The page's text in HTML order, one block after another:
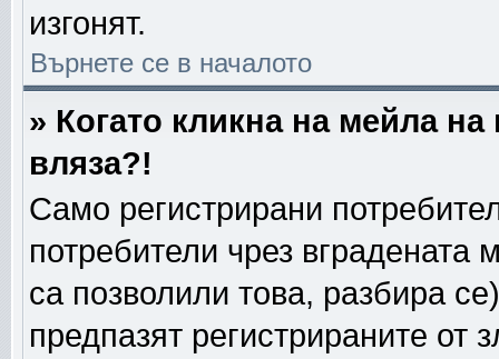
изгонят.
Върнете се в началото
» Когато кликна на мейла
вляза?!
Само регистрирани
потребители чрез
са позволили това, разбира
предпазят регистрираните от